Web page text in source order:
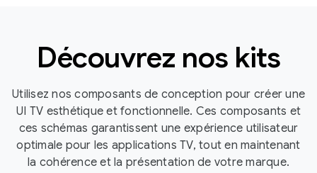
Découvrez nos kits
Utilisez nos composants de conception pour créer une
UI TV esthétique et fonctionnelle. Ces composants et
ces schémas garantissent une expérience utilisateur
optimale pour les applications TV, tout en maintenant
la cohérence et la présentation de votre marque.